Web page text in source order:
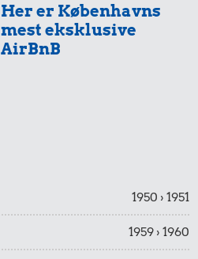
Her er Københavns
mest eksklusive
AirBnB
1950 › 1951
1959 › 1960